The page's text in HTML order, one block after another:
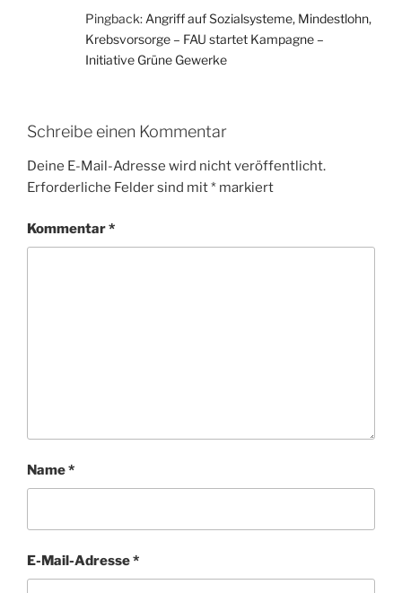
Pingback: Angriff auf Sozialsysteme, Mindestlohn,
Krebsvorsorge – FAU startet Kampagne –
Initiative Grüne Gewerke
Schreibe einen Kommentar
Deine E-Mail-Adresse wird nicht veröffentlicht.
Erforderliche Felder sind mit* markiert
Kommentar*
Name*
E-Mail-Adresse*